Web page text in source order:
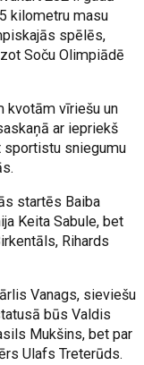
kilometru masu
spēlēs,
Soču Olimpiādē
kvotām vīriešu un
ar iepriekš
sniegumu
startēs Baiba
Keita Sabule, bet
Rihards
Vanags, sieviešu
būs Valdis
Mukšins, bet par
Ulafs Treterūds.